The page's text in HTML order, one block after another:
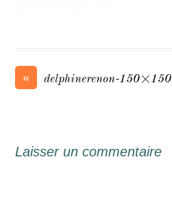
« delphinerenon-150×150
Laisser un commentaire